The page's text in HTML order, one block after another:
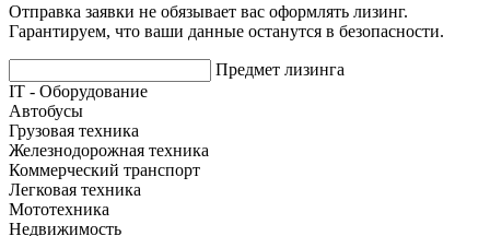
Отправка заявки не обязывает вас оформлять лизинг.
Гарантируем, что ваши данные останутся в безопасности.
Предмет лизинга
IT - Оборудование
Автобусы
Грузовая техника
Железнодорожная техника
Коммерческий транспорт
Легковая техника
Мототехника
Недвижимость